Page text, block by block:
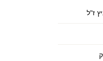
ז"ל